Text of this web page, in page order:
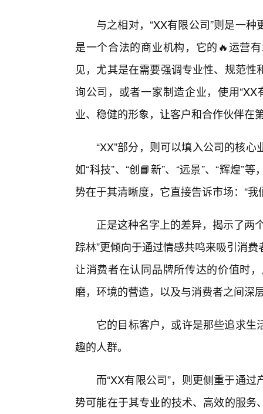
与之相对，“XX有限公司”则是一
是一个合法的商业机构，它的🔥运营
见，尤其是在需要强调专业性、规范
询公司，或者一家制造企业，使用
业、稳健的形象，让客户和合作伙伴在
“XX”部分，则可以填入公司的核
如“科技”、“创📘新”、“远景”、“辉煌”
势在于其清晰度，它直接告诉市场：“
正是这种名字上的差异，揭示了两
踪林”更倾向于通过情感共鸣来吸引消
让消费者在认同品牌所传达的价值时
磨，环境的营造，以及与消费者之间深
它的目标客户，或许是那些追求
趣的人群。
而“XX有限公司”，则更侧重于通
势可能在于其专业的技术、高效的服